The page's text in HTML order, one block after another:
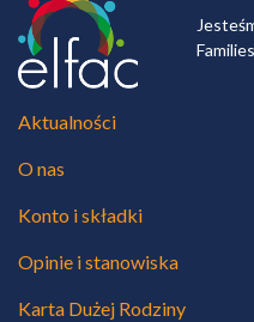
Aktualności
O nas
Konto i składki
Opinie i stanowiska
Karta Dużej Rodziny